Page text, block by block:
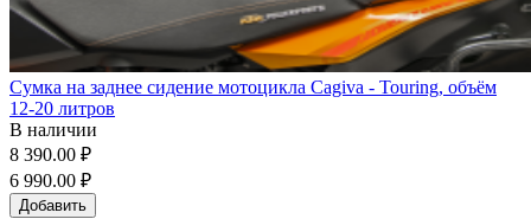
Сумка на заднее сидение мотоцикла Cagiva - Touring, объём
12-20 литров
В наличии
8 390.00 ₽
6 990.00 ₽
Добавить